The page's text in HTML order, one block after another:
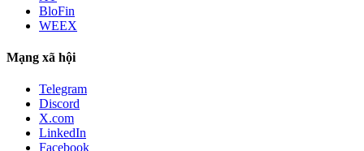
BloFin
WEEX
Mạng xã hội
Telegram
Discord
X.com
LinkedIn
Facebook